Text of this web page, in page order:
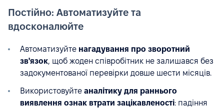
Постійно: Автоматизуйте та
вдосконалюйте
Автоматизуйте нагадування про зворотний
зв'язок, щоб жоден співробітник не залишався без
задокументованої перевірки довше шести місяців.
Використовуйте аналітику для раннього
виявлення ознак втрати зацікавленості: падіння